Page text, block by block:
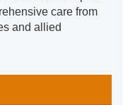
care from
and allied